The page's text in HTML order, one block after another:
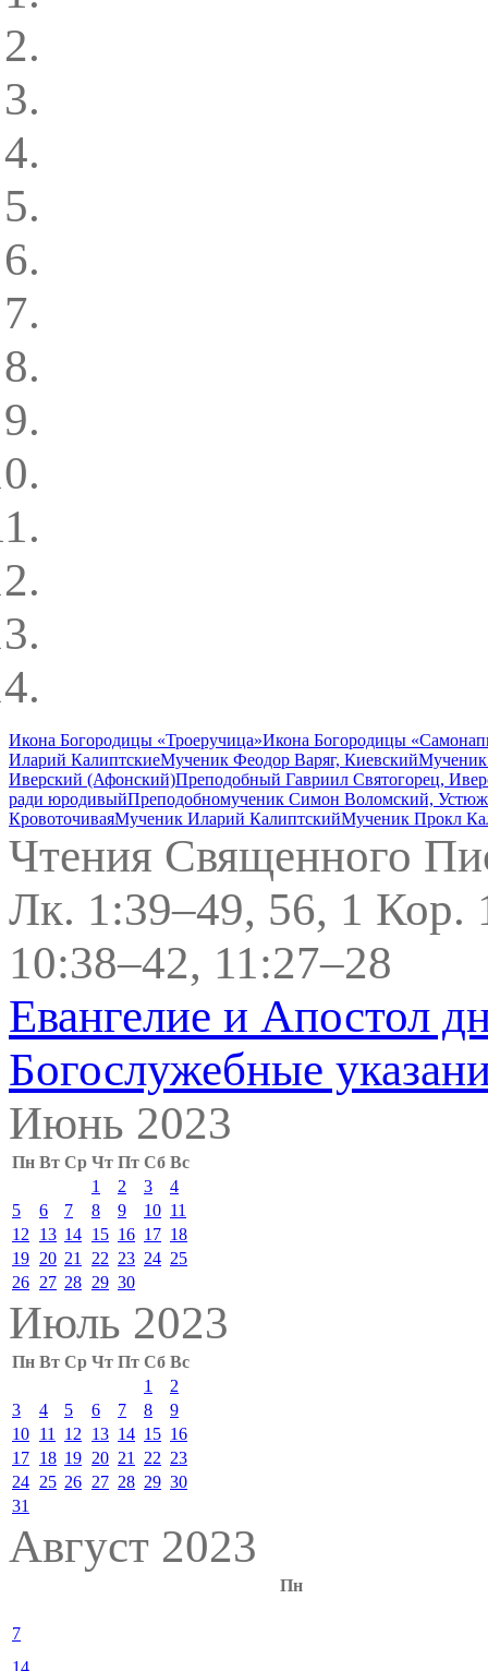
Икона Богородицы «Троеручица»Икона Богородицы
Иларий КалиптскиеМученик Феодор Варяг, КиевскийМученик
Иверский (Афонский)Преподобный Гавриил Святогорец,
ради юродивыйПреподобномученик Симон Воломский,
КровоточиваяМученик Иларий КалиптскийМученик Прокл
Чтения Священного
Лк. 1:39–49, 56, 1
10:38–42, 11:27–28
Евангелие и Апостол
Богослужебные
Июнь 2023
Пн Вт Ср Чт Пт Сб Вс
1
2 3
4
5
6 7 8 9 10 11
12
13 14 15 16 17 18
19 20 21 22 23 24 25
26 27 28 29 30
Июль 2023
Пн Вт Ср Чт Пт Сб Вс
1
2
3
4 5 6 7 8
9
10 11 12 13 14 15 16
17 18 19 20 21 22 23
24 25 26 27 28 29 30
31
Август 2023
Пн
7
14